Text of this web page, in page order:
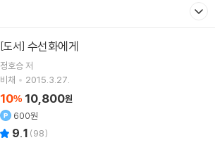
[도서] 수선화에게
정호승저
비채
2015.3.27.
10% 10,800원
600원
9.1 (98)